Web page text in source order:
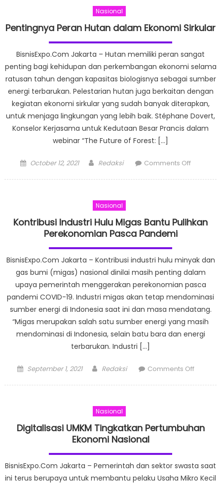
Aksi
Nasional
Pentingnya Peran Hutan dalam Ekonomi Sirkular
BisnisExpo.Com Jakarta – Hutan memiliki peran sangat
penting bagi kehidupan dan perkembangan ekonomi selama
ratusan tahun dengan kapasitas biologisnya sebagai sumber
energi terbarukan. Pelestarian hutan juga berkaitan dengan
kegiatan ekonomi sirkular yang sudah banyak diterapkan,
untuk menjaga lingkungan yang lebih baik. Stéphane Dovert,
Konselor Kerjasama untuk Kedutaan Besar Prancis dalam
webinar “The Future of Forest: […]
Posted
October 12, 2021 Author
Redaksi Comments Offon
Ekonomi
Nasional
Kontribusi Industri Hulu Migas Bantu Pulihkan
Perekonomian Pasca Pandemi
BisnisExpo.Com Jakarta – Kontribusi industri hulu minyak dan
gas bumi (migas) nasional dinilai masih penting dalam
upaya pemerintah menggerakan perekonomian pasca
pandemi COVID-19. Industri migas akan tetap mendominasi
sumber energi di Indonesia saat ini dan masa mendatang.
“Migas merupakan salah satu sumber energi yang masih
mendominasi di Indonesia, selain batu bara dan energi
terbarukan. Industri […]
Posted
September 1, 2021 Author
Redaksi Comments Offon
Bantu
Nasional
Digitalisasi UMKM Tingkatkan Pertumbuhan
Ekonomi Nasional
BisnisExpo.Com Jakarta – Pemerintah dan sektor swasta saat
ini terus berupaya untuk membantu pelaku Usaha Mikro Kecil